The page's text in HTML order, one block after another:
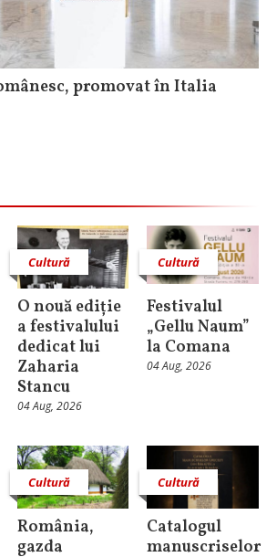
promovat în Italia
Cultură
O nouă ediție
a festivalului
dedicat lui
Zaharia
Stancu
04 Aug, 2026
Cultură
Festivalul
„Gellu Naum”
la Comana
04 Aug, 2026
Cultură
România,
gazda
Cultură
Catalogul
manuscriselor